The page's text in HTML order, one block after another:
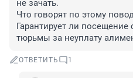
не зачать.
Что говорят по этому
Гарантирует ли
тюрьмы за неуплату
ОТВЕТИТЬ 1